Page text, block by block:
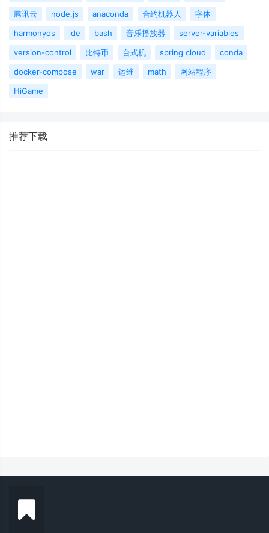
腾讯云
node.js anaconda 合约机器人
字体
harmonyos
ide bash 音乐播放器
server-variables
version-control
比特币 台式机 spring cloud
conda
docker-compose
war 运维 math
网站程序
HiGame
推荐下载